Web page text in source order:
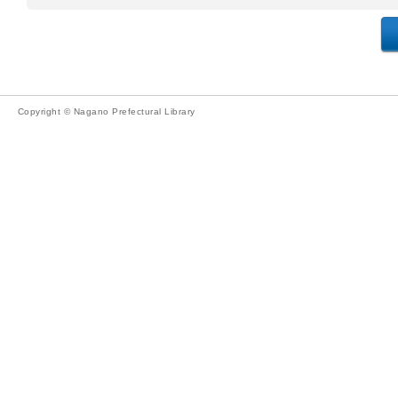
Copyright © Nagano Prefectural Library